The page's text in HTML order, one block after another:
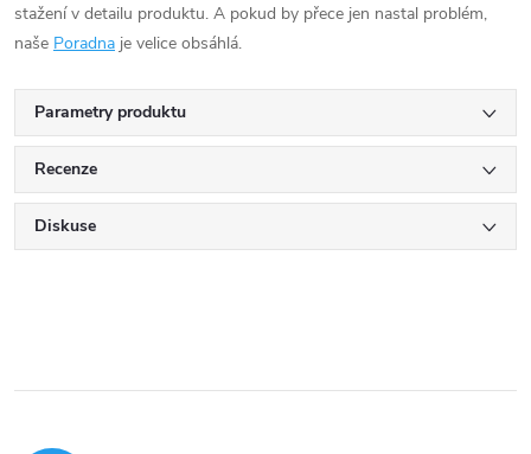
stažení v detailu produktu. A pokud by přece jen nastal problém,
naše Poradna je velice obsáhlá.
Parametry produktu
Recenze
Diskuse